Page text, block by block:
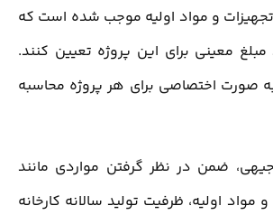
و مواد اولیه موجب شده است که
مبلغ معینی برای این پروژه تعیین کنند.
به صورت اختصاصی برای هر پروژه محاسبه
ضمن در نظر گرفتن مواردی مانند
مواد اولیه، ظرفیت تولید سالانه کارخانه